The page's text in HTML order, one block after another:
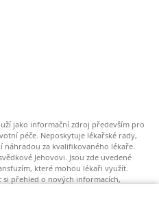
jako informační zdroj především pro
péče. Neposkytuje lékařské rady,
za kvalifikovaného lékaře.
Jehovovi. Jsou zde uvedené
které mohou lékaři využít.
přehled o nových informacích,
jejich zdravotnímu stavu a budou
Uvedené postupy nemusí